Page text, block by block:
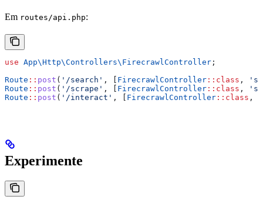
Em routes/api.php:
use App\Http\Controllers\ FirecrawlController ;
Route :: post ( '/search' , [ FirecrawlController :: class ,
Route :: post ( '/scrape' , [ FirecrawlController :: class ,
Route :: post ( '/interact' , [ FirecrawlController :: class ,
Experimente